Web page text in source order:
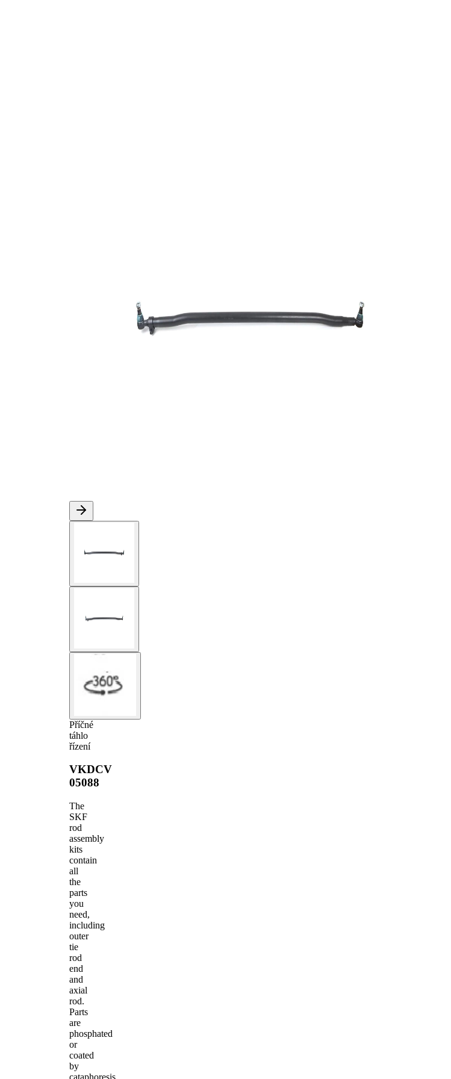
Příčné
táhlo
řízení
VKDCV
05088
The
SKF
rod
assembly
kits
contain
all
the
parts
you
need,
including
outer
tie
rod
end
and
axial
rod.
Parts
are
phosphated
or
coated
by
cataphoresis